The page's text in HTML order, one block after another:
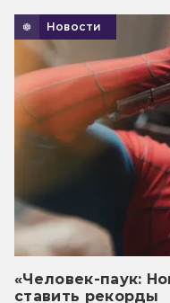
Новости
«Человек-паук:
ставить рекорды